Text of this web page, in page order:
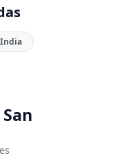
India